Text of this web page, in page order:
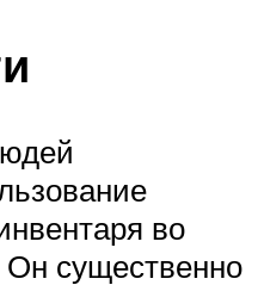
во
Он существенно